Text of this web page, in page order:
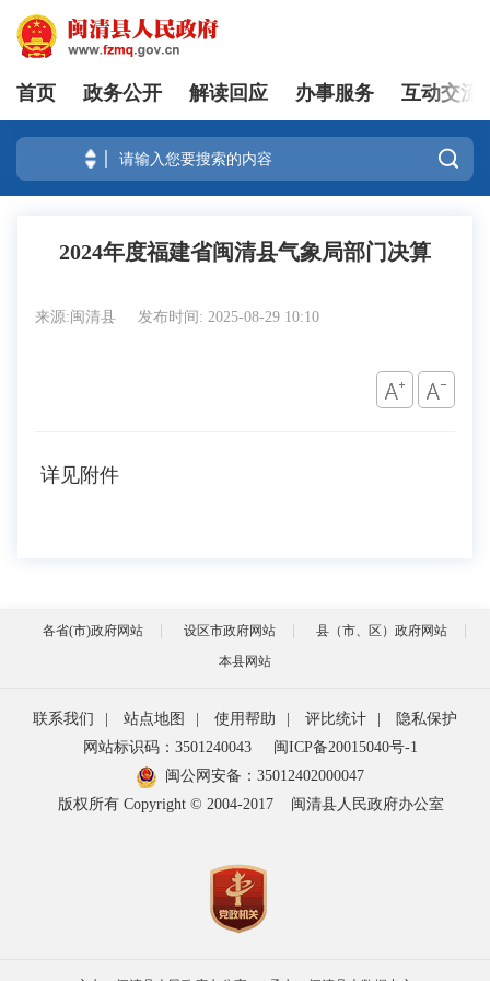
登录
首页 政务公开 解读回应 办事服务 互动交流

2024年度福建省闽清县气象局部门决算
来源:闽清县 发布时间: 2025-08-29 10:10
详见附件
各省(市)政府网站 设区市政府网站
县（市、区）政府网站
本县网站
联系我们 站点地图 使用帮助 评比统计
隐私保护
网站标识码：3501240043
闽ICP备20015040号-1
闽公网安备： 35012402000047
版权所有 Copyright © 2004-2017
闽清县人民政府办公室